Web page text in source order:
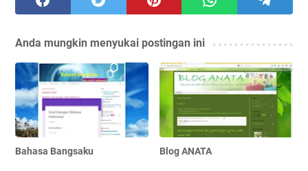
Anda mungkin menyukai postingan ini
Bahasa Bangsaku Blog ANATA